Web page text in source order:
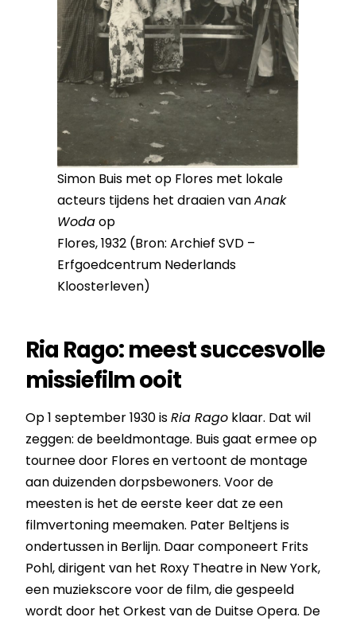
Simon Buis met op Flores met lokale
acteurs tijdens het draaien vanAnak
Wodaop
Flores, 1932 (Bron: Archief SVD –
Erfgoedcentrum Nederlands
Kloosterleven)
Ria Rago: meest succesvolle
missiefilm ooit
Op 1 september 1930 isRia Rago klaar. Dat wil
zeggen: de beeldmontage. Buis gaat ermee op
tournee door Flores en vertoont de montage
aan duizenden dorpsbewoners. Voor de
meesten is het de eerste keer dat ze een
filmvertoning meemaken. Pater Beltjens is
ondertussen in Berlijn. Daar componeert Frits
Pohl, dirigent van het Roxy Theatre in New York,
een muziekscore voor de film, die gespeeld
wordt door het Orkest van de Duitse Opera. De